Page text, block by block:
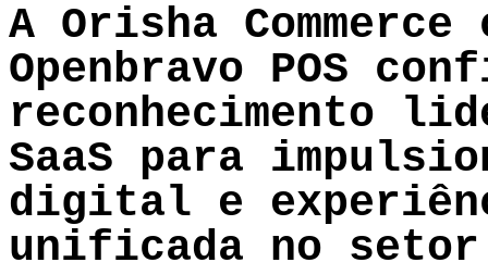
A Orisha
Openbravo POS
reconhecimento
SaaS para
digital e
unificada no